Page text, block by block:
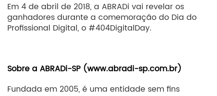
Em 4 de abril de 2018, a ABRADi vai revelar os
ganhadores durante a comemoração do Dia do
Profissional Digital, o #404DigitalDay.
Sobre a ABRADi-SP (www.abradi-sp.com.br)
Fundada em 2005, é uma entidade sem fins